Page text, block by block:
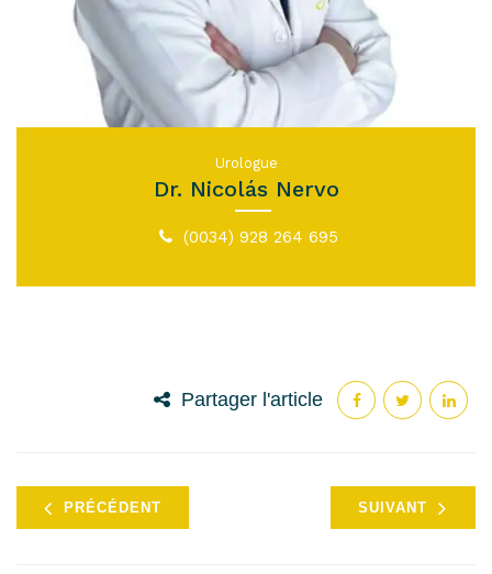
Urologue
Dr. Nicolás Nervo
(0034) 928 264 695
Partager l'article
PRÉCÉDENT SUIVANT